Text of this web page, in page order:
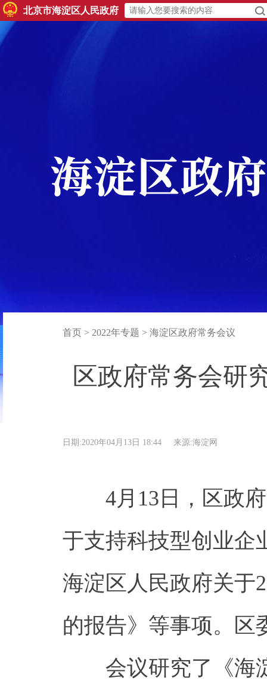
北京市海淀区人民政府
首页 > 2022年专题 > 海淀区政府常务会议
区政府常务会研
日期:2020年04月13日 18:44 来源:海淀网
4月13日，区政府
于支持科技型创业企
海淀区人民政府关于
的报告》等事项。区
会议研究了《海淀